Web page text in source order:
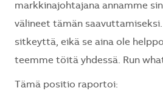
markkinajohtajana annamme
välineet tämän
sitkeyttä, eikä se aina ole
teemme töitä yhdessä. Run
Tämä positio raportoi: